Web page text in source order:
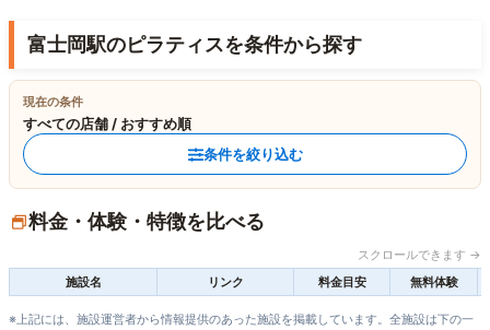
富士岡駅のピラティスを条件から探す
現在の条件
すべての店舗 / おすすめ順
条件を絞り込む
料金・体験・特徴を比べる
スクロールできます →
施設名
リンク 料金目安 無料体験
※上記には、施設運営者から情報提供のあった施設を掲載しています。全施設は下の一